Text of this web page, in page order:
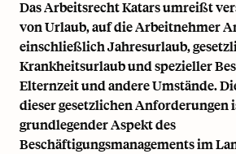
Das Arbeitsrecht Katars umreißt
von Urlaub, auf die Arbeitnehmer
einschließlich Jahresurlaub,
Krankheitsurlaub und spezieller
Elternzeit und andere Umstände.
dieser gesetzlichen Anforderungen
grundlegender Aspekt des
Beschäftigungsmanagements im